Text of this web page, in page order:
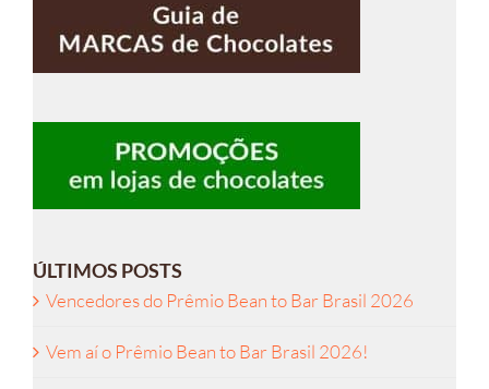
ÚLTIMOS POSTS
Vencedores do Prêmio Bean to Bar Brasil 2026
Vem aí o Prêmio Bean to Bar Brasil 2026!